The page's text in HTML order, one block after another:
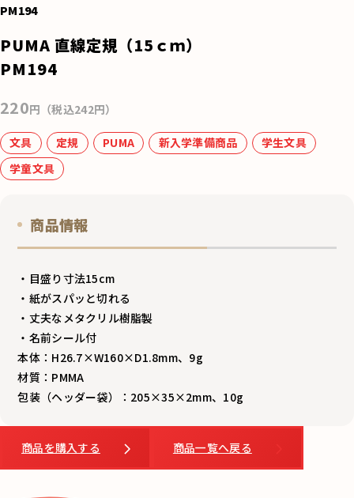
e
b
k
PM194
PUMA 直線定規（15ｃｍ）
PM194
220円（税込242円）
文具 定規 PUMA 新入学準備商品
学生文具
学童文具
商品情報
・目盛り寸法15cm
・紙がスパッと切れる
・丈夫なメタクリル樹脂製
・名前シール付
本体：H26.7×W160×D1.8mm、9g
材質：PMMA
包装（ヘッダー袋）：205×35×2mm、10g
商品を購入する 商品一覧へ戻る